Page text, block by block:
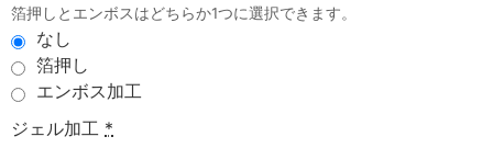
箔押しとエンボスはどちらか1つに選択できます。
なし
箔押し
エンボス加工
ジェル加工 *